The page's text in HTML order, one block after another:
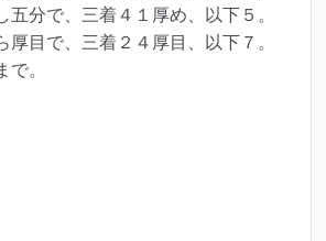
五分で、三着４１厚め、以下５。
厚目で、三着２４厚目、以下７。
で。